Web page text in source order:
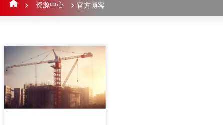
> 资源中心 > 官方博客